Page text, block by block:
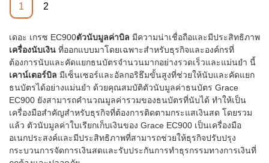
เดอะ เกรซ EC900ตัวนับมูลค่าบิล มีความน่าเชื่อถือและมีประสิทธิภาพ
เครื่องนับเงิน ที่ออกแบบมาโดยเฉพาะสำหรับธุรกิจและองค์กรที่
ต้องการนับและคัดแยกธนบัตรจำนวนมากอย่างรวดเร็วและแม่นยำ นี้
เคาน์เตอร์บิล มีเซ็นเซอร์และอัลกอริธึมขั้นสูงที่ช่วยให้นับและคัดแยก
ธนบัตรได้อย่างแม่นยำ ด้วยคุณสมบัติตัวนับมูลค่าธนบัตร Grace
EC900 ยังสามารถคำนวณมูลค่ารวมของธนบัตรที่นับได้ ทำให้เป็น
เครื่องมือสำคัญสำหรับธุรกิจที่ต้องการติดตามกระแสเงินสด โดยรวม
แล้ว ตัวนับมูลค่าใบเรียกเก็บเงินของ Grace EC900 เป็นเครื่องมือ
อเนกประสงค์และมีประสิทธิภาพที่สามารถช่วยให้ธุรกิจปรับปรุง
กระบวนการจัดการเงินสดและรับประกันการทำธุรกรรมทางการเงินที่
1 2